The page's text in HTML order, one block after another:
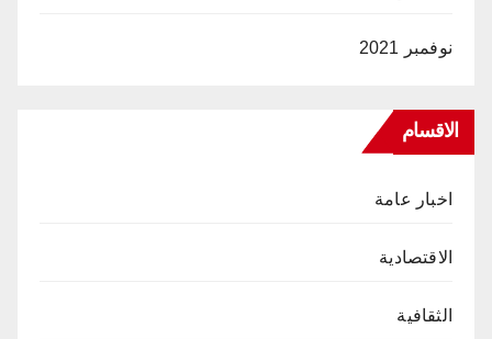
نوفمبر 2021
الاقسام
اخبار عامة
الاقتصادية
الثقافية